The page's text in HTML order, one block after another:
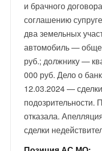
и брачного
соглашению
два земельных
автомобиль —
руб.; должнику —
000 руб. Дело о
12.03.2024 —
подозрительности.
отказала.
сделки